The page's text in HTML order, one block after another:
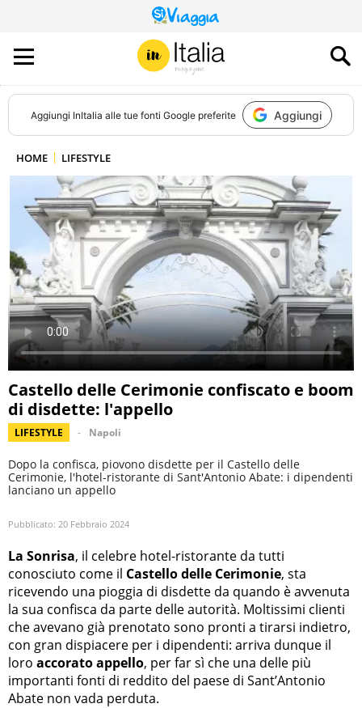
QUESTO
SITO
CONTRIBUISCE
ALL’AUDIENCE
DI
Aggiungi InItalia alle tue fonti Google preferite Aggiungi
HOME LIFESTYLE
Castello delle Cerimonie confiscato e boom
di disdette: l'appello
LIFESTYLE Napoli
Dopo la confisca, piovono disdette per il Castello delle
Cerimonie, l'hotel-ristorante di Sant'Antonio Abate: i dipendenti
lanciano un appello
Pubblicato: 20 Febbraio 2024
La Sonrisa, il celebre hotel-ristorante da tutti
conosciuto come il Castello delle Cerimonie, sta
ricevendo una pioggia di disdette da quando è avvenuta
la sua confisca da parte delle autorità. Moltissimi clienti
che avevano già prenotato sono pronti a tirarsi indietro,
con gran dispiacere per i dipendenti: arriva dunque il
loro accorato appello, per far sì che una delle più
importanti fonti di reddito del paese di Sant’Antonio
Abate non vada perduta.